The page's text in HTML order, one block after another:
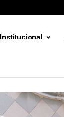
Institucional